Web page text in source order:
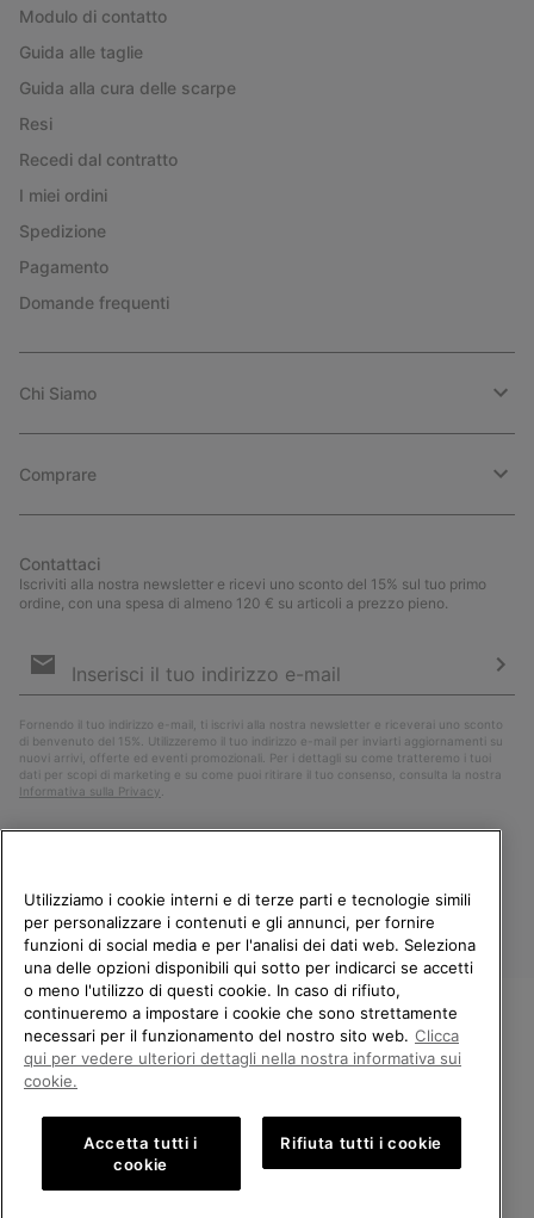
Modulo di contatto
Guida alle taglie
Guida alla cura delle scarpe
Resi
Recedi dal contratto
I miei ordini
Spedizione
Pagamento
Domande frequenti
Chi Siamo
Comprare
Contattaci
Iscriviti alla nostra newsletter e ricevi uno sconto del 15% sul tuo primo
ordine, con una spesa di almeno 120 € su articoli a prezzo pieno.
e-
Fornendo il tuo indirizzo e-mail, ti iscrivi alla nostra newsletter e riceverai uno sconto
di benvenuto del 15%. Utilizzeremo il tuo indirizzo e-mail per inviarti aggiornamenti su
nuovi arrivi, offerte ed eventi promozionali. Per i dettagli su come tratteremo i tuoi
dati per scopi di marketing e su come puoi ritirare il tuo consenso, consulta la nostra
Informativa sulla Privacy
Italia
©2026Columbia Sportswear Company. Avenue des Morgines, 12 1213
Petit-Lancy Switzerland. Tutti i diritti riservati.
Politica sulla privacy Termini di utilizzo
Condizioni Generali di Vendita Cookies
Public CBCR
BENVENUTO/A IN SOREL.
SELEZIONA IL TUO PAESE DI
Shopping online disponibile
Utilizziamo i cookie interni e di terze parti e tecnologie simili
per personalizzare i contenuti e gli annunci, per fornire
funzioni di social media e per l'analisi dei dati web. Seleziona
una delle opzioni disponibili qui sotto per indicarci se accetti
o meno l'utilizzo di questi cookie. In caso di rifiuto,
continueremo a impostare i cookie che sono strettamente
necessari per il funzionamento del nostro sito web. Clicca
qui per vedere ulteriori dettagli nella nostra informativa sui
cookie.
Accetta tutti i
cookie
Rifiuta tutti i cookie